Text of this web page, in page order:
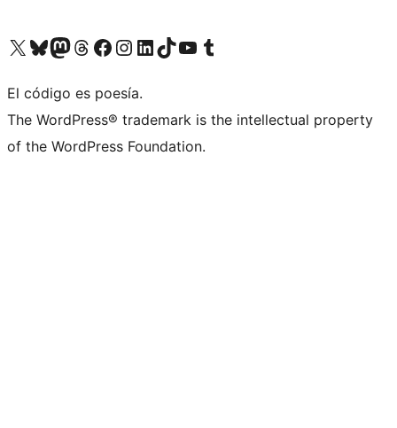
Visit our X (formerly Twitter) account
Visit our Bluesky account
Visita nuestra cuenta de Twitter
Visit our Threads account
Visita nuestra página de Facebook
Visite nuestra cuenta de Instagram
Visit our LinkedIn account
Visit our TikTok account
Visit our YouTube channel
Visit our Tumblr account
El código es poesía.
The WordPress® trademark is the intellectual property
of the WordPress Foundation.